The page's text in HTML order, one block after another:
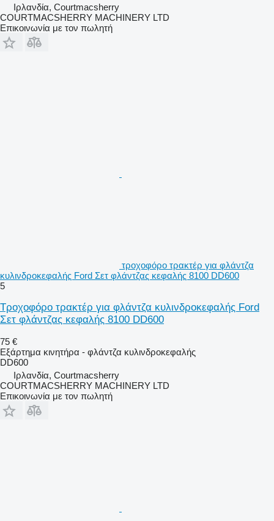
Ιρλανδία, Courtmacsherry
COURTMACSHERRY MACHINERY LTD
Επικοινωνία με τον πωλητή
τροχοφόρο τρακτέρ για φλάντζα
κυλινδροκεφαλής Ford Σετ φλάντζας κεφαλής 8100 DD600
5
Τροχοφόρο τρακτέρ για φλάντζα κυλινδροκεφαλής Ford
Σετ φλάντζας κεφαλής 8100 DD600
75 €
Εξάρτημα κινητήρα - φλάντζα κυλινδροκεφαλής
DD600
Ιρλανδία, Courtmacsherry
COURTMACSHERRY MACHINERY LTD
Επικοινωνία με τον πωλητή